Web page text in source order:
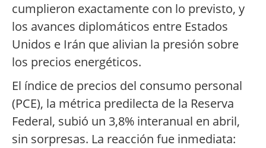
cumplieron exactamente con lo previsto, y
los avances diplomáticos entre Estados
Unidos e Irán que alivian la presión sobre
los precios energéticos.
El índice de precios del consumo personal
(PCE), la métrica predilecta de la Reserva
Federal, subió un 3,8% interanual en abril,
sin sorpresas. La reacción fue inmediata: